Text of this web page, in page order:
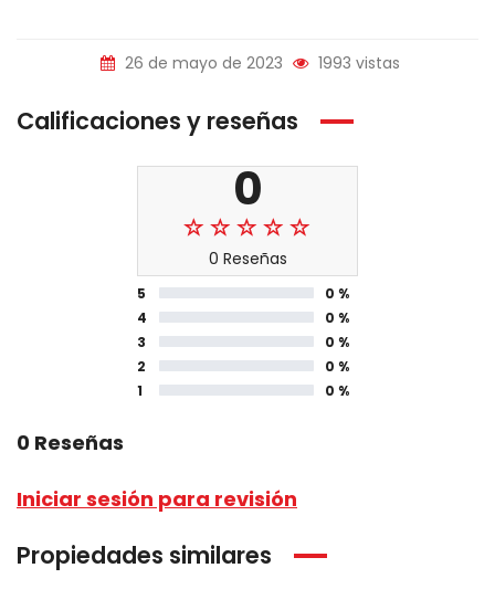
26 de mayo de 2023 1993 vistas
Calificaciones y reseñas
0
0 Reseñas
5
0 %
4
0 %
3
0 %
2
0 %
1
0 %
0 Reseñas
Iniciar sesión para revisión
Propiedades similares